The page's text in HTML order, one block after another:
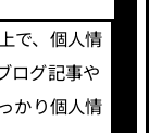
で、個人情
ログ記事や
かり個人情